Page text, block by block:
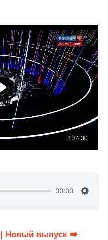
00:00
| Новый выпуск ➡️